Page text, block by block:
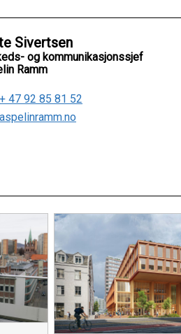
Sivertsen
og kommunikasjonssjef
Ramm
+ 47 92 85 81 52